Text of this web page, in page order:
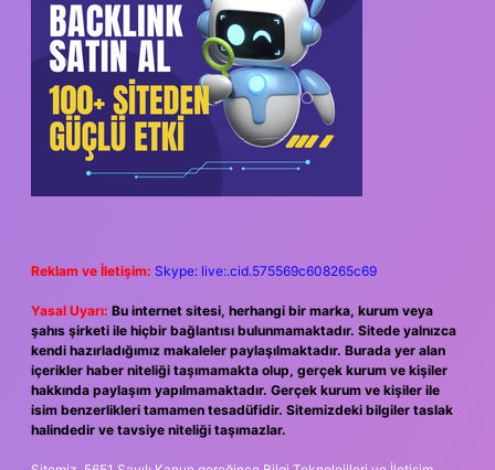
Reklam ve İletişim: Skype: live:.cid.575569c608265c69
Yasal Uyarı: Bu internet sitesi, herhangi bir marka, kurum veya
şahıs şirketi ile hiçbir bağlantısı bulunmamaktadır. Sitede yalnızca
kendi hazırladığımız makaleler paylaşılmaktadır. Burada yer alan
içerikler haber niteliği taşımamakta olup, gerçek kurum ve kişiler
hakkında paylaşım yapılmamaktadır. Gerçek kurum ve kişiler ile
isim benzerlikleri tamamen tesadüfidir. Sitemizdeki bilgiler taslak
halindedir ve tavsiye niteliği taşımazlar.